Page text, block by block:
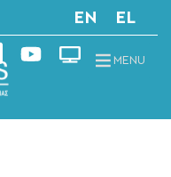
EN EL
MENU